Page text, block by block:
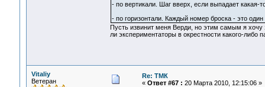
- по вертикали. Шаг вверх, если выпадает какая-
- по горизонтали. Каждый номер броска - это
Пусть извинит меня Верди, но этим самым я хочу
ли экспериментаторы в окрестности какого-либо
Vitaliy
Ветеран
Re: ТМК
« Ответ #67 : 20 Марта 2010, 12:15:06 »